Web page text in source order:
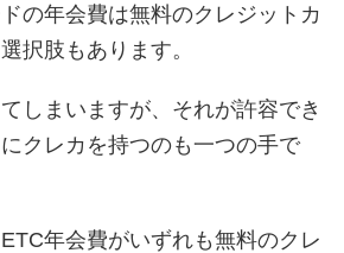
の年会費は無料のクレジットカ
択肢もあります。
しまいますが、それが許容でき
クレカを持つのも一つの手で
年会費がいずれも無料のクレ